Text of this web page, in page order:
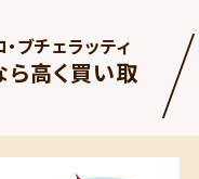
ブチェラッティ
高く買い取